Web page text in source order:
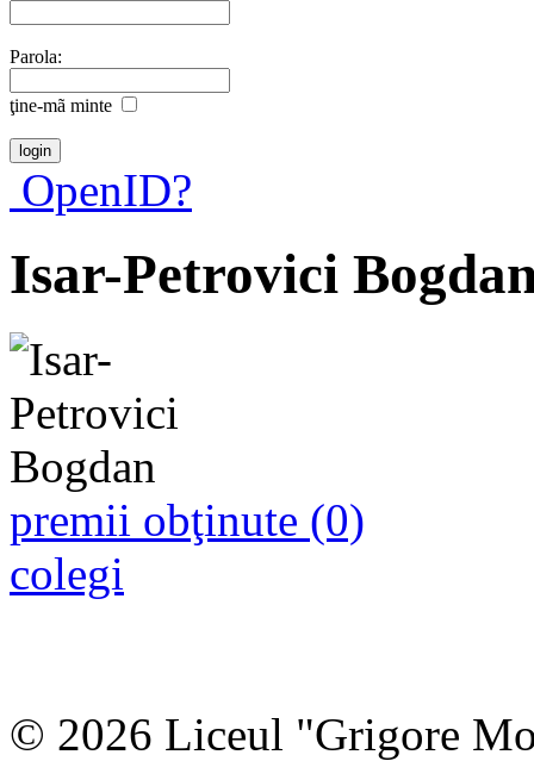
Parola:
ţine-mã minte
OpenID?
Isar-Petrovici
premii obţinute (0)
colegi
© 2026 Liceul "Grigore